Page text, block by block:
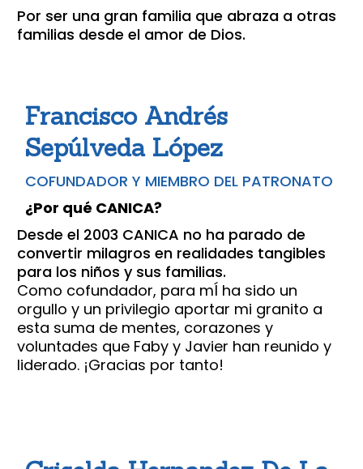
Por ser una gran familia que abraza a otras
familias desde el amor de Dios.
Francisco Andrés
Sepúlveda López
COFUNDADOR Y MIEMBRO DEL PATRONATO
¿Por qué CANICA?
Desde el 2003 CANICA no ha parado de
convertir milagros en realidades tangibles
para los niños y sus familias.
Como cofundador, para mÍ ha sido un
orgullo y un privilegio aportar mi granito a
esta suma de mentes, corazones y
voluntades que Faby y Javier han reunido y
liderado. ¡Gracias por tanto!